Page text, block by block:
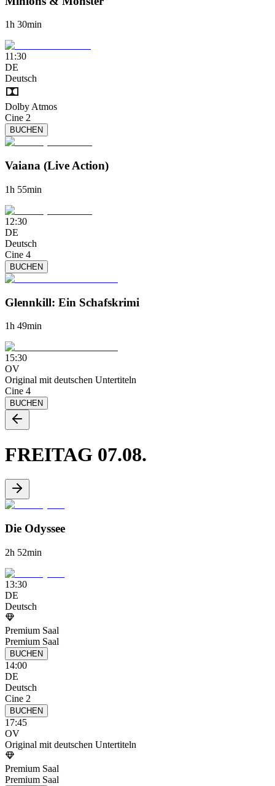
1h 30min
11:30
DE
Deutsch
Dolby Atmos
Cine 2
BUCHEN
Vaiana (Live Action)
1h 55min
12:30
DE
Deutsch
Cine 4
BUCHEN
Glennkill: Ein Schafskrimi
1h 49min
15:30
OV
Original mit deutschen Untertiteln
Cine 4
BUCHEN
FREITAG 07.08.
Die Odyssee
2h 52min
13:30
DE
Deutsch
Premium Saal
Premium Saal
BUCHEN
14:00
DE
Deutsch
Cine 2
BUCHEN
17:45
OV
Original mit deutschen Untertiteln
Premium Saal
Premium Saal